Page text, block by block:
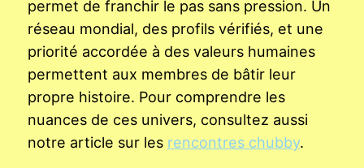
permet de franchir le pas sans pression. Un
réseau mondial, des profils vérifiés, et une
priorité accordée à des valeurs humaines
permettent aux membres de bâtir leur
propre histoire. Pour comprendre les
nuances de ces univers, consultez aussi
notre article sur les rencontres chubby.